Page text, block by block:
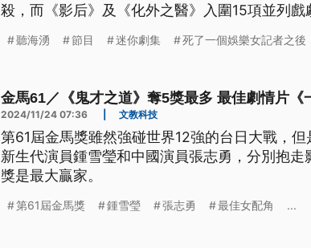
殺，而《影后》及《化外之醫》入圍15項並列
入圍。
聽海湧 節目 迷你劇集 死了一個娛樂女記者之後
金馬61／《鬼才之道》奪5獎最多 最佳劇情片《
2024/11/24 07:36 文教科技
第61屆金馬獎雖然強碰世界12強的台日大戰，
新生代演員鍾雪瑩和中國演員張志勇，分別抱
獎是最大贏家。
第61屆金馬獎 鍾雪瑩 張志勇 最佳女配角 ...